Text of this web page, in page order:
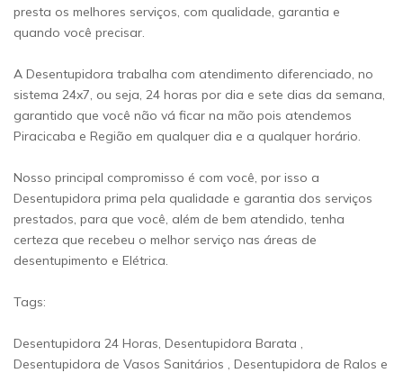
presta os melhores serviços, com qualidade, garantia e
quando você precisar.
A Desentupidora trabalha com atendimento diferenciado, no
sistema 24x7, ou seja, 24 horas por dia e sete dias da semana,
garantido que você não vá ficar na mão pois atendemos
Piracicaba e Região em qualquer dia e a qualquer horário.
Nosso principal compromisso é com você, por isso a
Desentupidora prima pela qualidade e garantia dos serviços
prestados, para que você, além de bem atendido, tenha
certeza que recebeu o melhor serviço nas áreas de
desentupimento e Elétrica.
Tags:
Desentupidora 24 Horas, Desentupidora Barata ,
Desentupidora de Vasos Sanitários , Desentupidora de Ralos e